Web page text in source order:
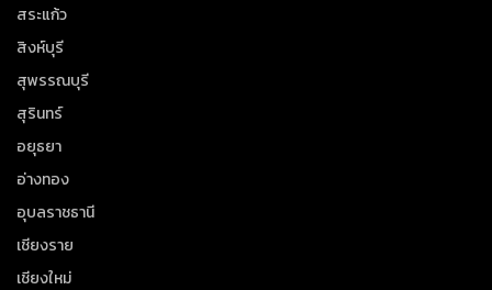
สระแก้ว
สิงห์บุรี
สุพรรณบุรี
สุรินทร์
อยุธยา
อ่างทอง
อุบลราชธานี
เชียงราย
เชียงใหม่